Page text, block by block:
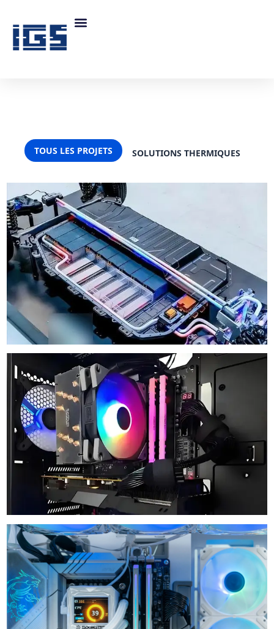
TOUS LES PROJETS SOLUTIONS THERMIQUES
Aérateur De Batterie De Véhicule Électrique
Aérateur De CPU